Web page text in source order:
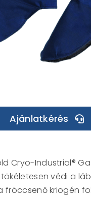
Ajánlatkérés
Cryo-Industrial®
védi a
fröccsenő kriogén